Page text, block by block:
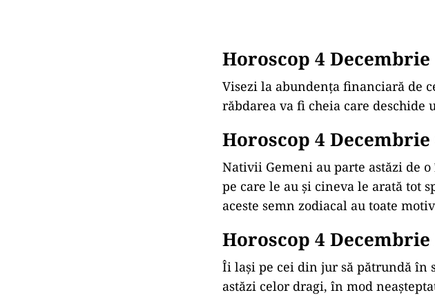
Horoscop 4 Decembrie
Visezi la abundența financiară de
răbdarea va fi cheia care deschide
Horoscop 4 Decembrie
Nativii Gemeni au parte astăzi de
pe care le au și cineva le arată tot
aceste semn zodiacal au toate
Horoscop 4 Decembrie
Îi lași pe cei din jur să pătrundă
astăzi celor dragi, în mod